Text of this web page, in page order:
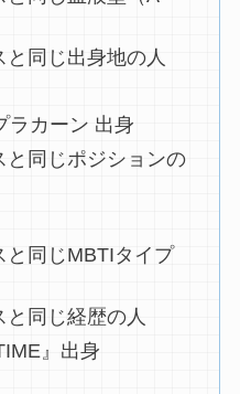
同じ出身地の人
ラカーン 出身
と同じポジションの
と同じMBTIタイプ
同じ経歴の人
』出身